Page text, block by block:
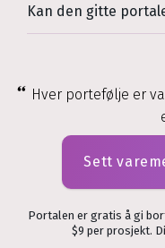
Kan den gitte
Hver portefølje er
Sett
Portalen er gratis å gi
$9 per prosjekt.